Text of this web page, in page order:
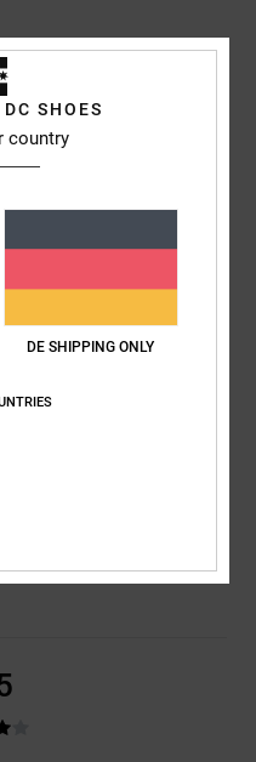
Verifizierter Kauf
: 5/5 Größe: Perfekte Größe
SHOES
country
DE SHIPPING ONLY